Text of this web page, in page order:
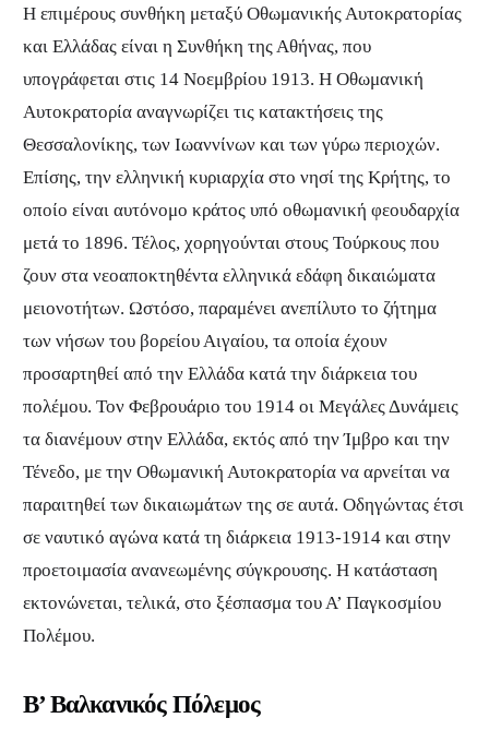
Η επιμέρους συνθήκη μεταξύ Οθωμανικής Αυτοκρατορίας
και Ελλάδας είναι η Συνθήκη της Αθήνας, που
υπογράφεται στις 14 Νοεμβρίου 1913. Η Οθωμανική
Αυτοκρατορία αναγνωρίζει τις κατακτήσεις της
Θεσσαλονίκης, των Ιωαννίνων και των γύρω περιοχών.
Επίσης, την ελληνική κυριαρχία στο νησί της Κρήτης, το
οποίο είναι αυτόνομο κράτος υπό οθωμανική φεουδαρχία
μετά το 1896. Τέλος, χορηγούνται στους Τούρκους που
ζουν στα νεοαποκτηθέντα ελληνικά εδάφη δικαιώματα
μειονοτήτων. Ωστόσο, παραμένει ανεπίλυτο το ζήτημα
των νήσων του βορείου Αιγαίου, τα οποία έχουν
προσαρτηθεί από την Ελλάδα κατά την διάρκεια του
πολέμου. Τον Φεβρουάριο του 1914 οι Μεγάλες Δυνάμεις
τα διανέμουν στην Ελλάδα, εκτός από την Ίμβρο και την
Τένεδο, με την Οθωμανική Αυτοκρατορία να αρνείται να
παραιτηθεί των δικαιωμάτων της σε αυτά. Οδηγώντας έτσι
σε ναυτικό αγώνα κατά τη διάρκεια 1913-1914 και στην
προετοιμασία ανανεωμένης σύγκρουσης. Η κατάσταση
εκτονώνεται, τελικά, στο ξέσπασμα του Α’ Παγκοσμίου
Πολέμου.
Β’ Βαλκανικός Πόλεμος